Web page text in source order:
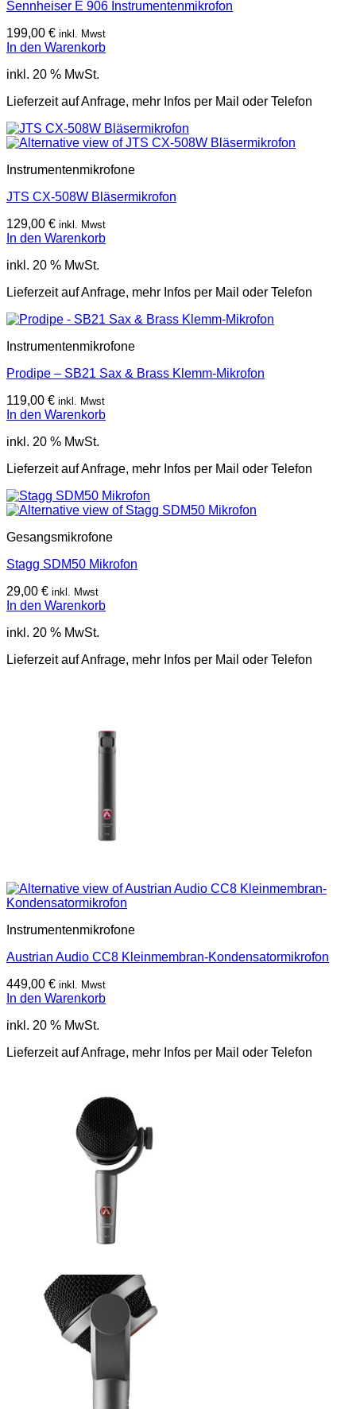
Sennheiser E 906 Instrumentenmikrofon
199,00 € inkl. Mwst
In den Warenkorb
inkl. 20 % MwSt.
Lieferzeit auf Anfrage, mehr Infos per Mail oder Telefon
Instrumentenmikrofone
JTS CX-508W Bläsermikrofon
129,00 € inkl. Mwst
In den Warenkorb
inkl. 20 % MwSt.
Lieferzeit auf Anfrage, mehr Infos per Mail oder Telefon
Instrumentenmikrofone
Prodipe – SB21 Sax & Brass Klemm-Mikrofon
119,00 € inkl. Mwst
In den Warenkorb
inkl. 20 % MwSt.
Lieferzeit auf Anfrage, mehr Infos per Mail oder Telefon
Gesangsmikrofone
Stagg SDM50 Mikrofon
29,00 € inkl. Mwst
In den Warenkorb
inkl. 20 % MwSt.
Lieferzeit auf Anfrage, mehr Infos per Mail oder Telefon
Instrumentenmikrofone
Austrian Audio CC8 Kleinmembran-Kondensatormikrofon
449,00 € inkl. Mwst
In den Warenkorb
inkl. 20 % MwSt.
Lieferzeit auf Anfrage, mehr Infos per Mail oder Telefon